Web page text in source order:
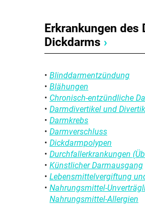
Erkrankungen des
Dickdarms ›
Blinddarmentzündung
Blähungen
Chronisch-entzündliche
Darmdivertikel und
Darmkrebs
Darmverschluss
Dickdarmpolypen
Durchfallerkrankungen
Künstlicher Darmausgang
Lebensmittelvergiftung
Nahrungsmittel-
Nahrungsmittel-Allergien